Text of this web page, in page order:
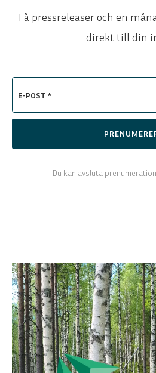
ENGLISH
Få pressreleaser och en
direkt till din
E-POST *
Du kan avsluta